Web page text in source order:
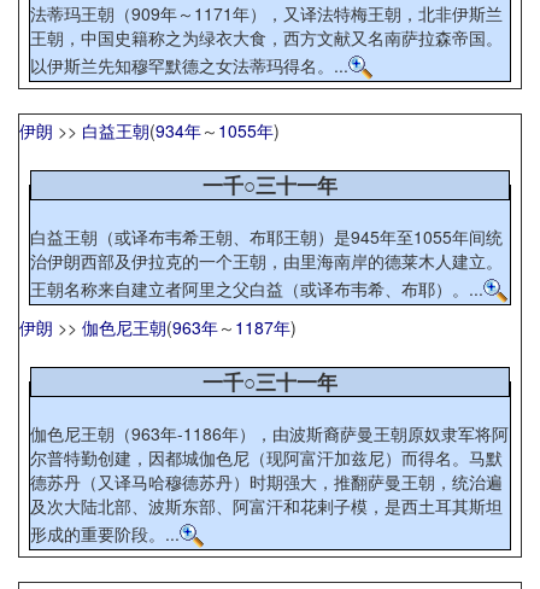
法蒂玛王朝（909年～1171年），又译法特梅王朝，北非伊斯兰
王朝，中国史籍称之为绿衣大食，西方文献又名南萨拉森帝国。
以伊斯兰先知穆罕默德之女法蒂玛得名。...
伊朗 >> 白益王朝(934年～ 1055年)
一千○三十一年
白益王朝（或译布韦希王朝、布耶王朝）是945年至1055年间统
治伊朗西部及伊拉克的一个王朝，由里海南岸的德莱木人建立。
王朝名称来自建立者阿里之父白益（或译布韦希、布耶）。...
伊朗 >> 伽色尼王朝(963年～ 1187年)
一千○三十一年
伽色尼王朝（963年-1186年），由波斯裔萨曼王朝原奴隶军将阿
尔普特勤创建，因都城伽色尼（现阿富汗加兹尼）而得名。马默
德苏丹（又译马哈穆德苏丹）时期强大，推翻萨曼王朝，统治遍
及次大陆北部、波斯东部、阿富汗和花剌子模，是西土耳其斯坦
形成的重要阶段。...